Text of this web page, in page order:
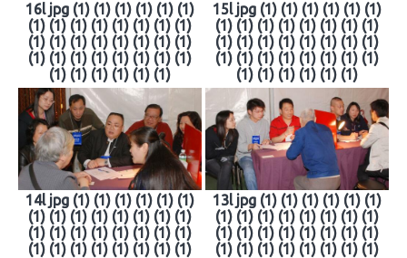
16l jpg (1) (1) (1) (1) (1) (1)
(1) (1) (1) (1) (1) (1) (1) (1)
(1) (1) (1) (1) (1) (1) (1) (1)
(1) (1) (1) (1) (1) (1) (1) (1)
(1) (1) (1) (1) (1) (1)
15l jpg (1) (1) (1) (1) (1) (1)
(1) (1) (1) (1) (1) (1) (1) (1)
(1) (1) (1) (1) (1) (1) (1) (1)
(1) (1) (1) (1) (1) (1) (1) (1)
(1) (1) (1) (1) (1) (1)
14l jpg (1) (1) (1) (1) (1) (1)
(1) (1) (1) (1) (1) (1) (1) (1)
(1) (1) (1) (1) (1) (1) (1) (1)
(1) (1) (1) (1) (1) (1) (1) (1)
13l jpg (1) (1) (1) (1) (1) (1)
(1) (1) (1) (1) (1) (1) (1) (1)
(1) (1) (1) (1) (1) (1) (1) (1)
(1) (1) (1) (1) (1) (1) (1) (1)